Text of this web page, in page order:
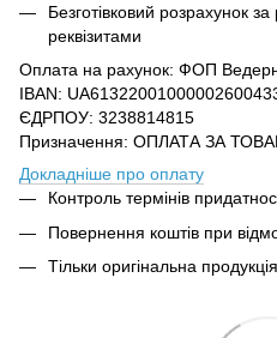
Безготівковий розрахунок
реквізитами
Оплата на рахунок: ФОП
IBAN:
ЄДРПОУ: 3238814815
Призначення: ОПЛАТА ЗА
Докладніше про оплату
Контроль термінів
Повернення коштів при
Тільки оригінальна продукція.